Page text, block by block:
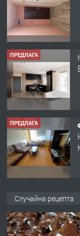
ПРЕДЛАГА
ПРЕДЛАГА
Случайна рецепта